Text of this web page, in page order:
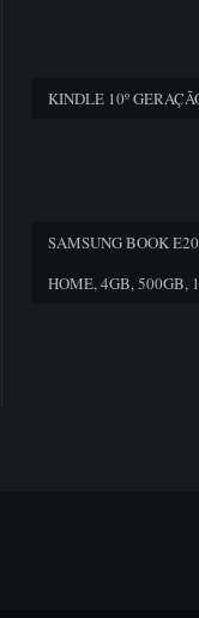
KINDLE 10º
SAMSUNG BOOK
HOME, 4GB, 500GB,